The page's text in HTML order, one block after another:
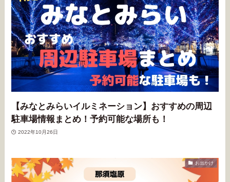
【みなとみらいイルミネーション】おすすめの周辺
駐車場情報まとめ！予約可能な場所も！
2022年10月26日
お出かけ